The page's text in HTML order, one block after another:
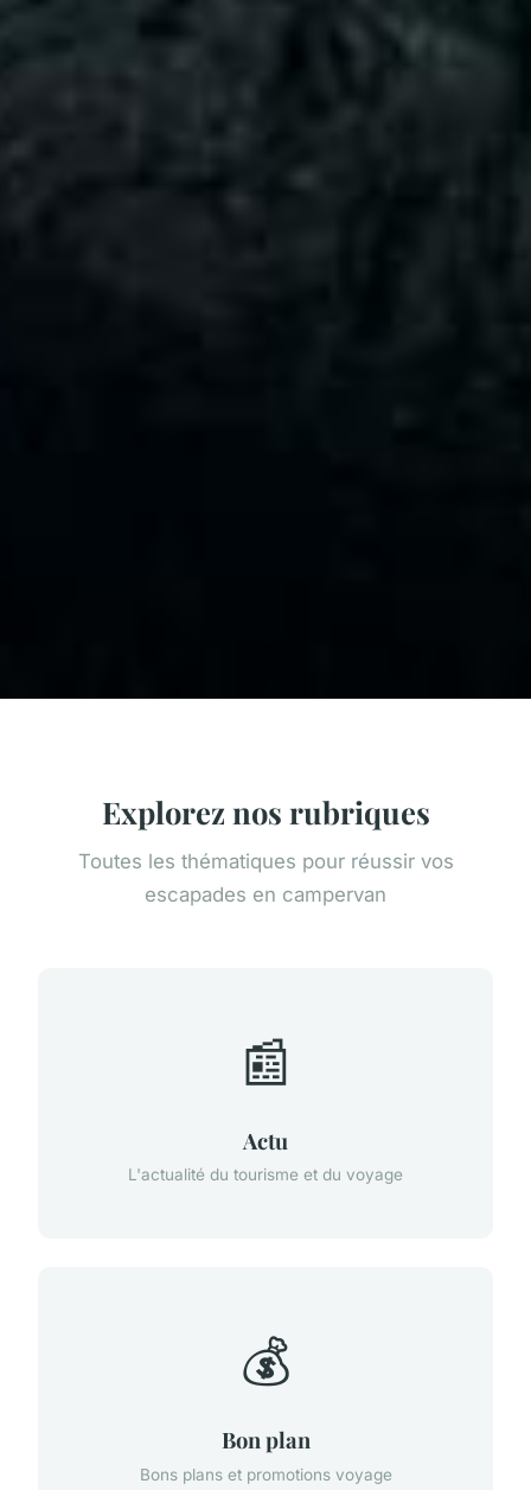
Explorez nos rubriques
Toutes les thématiques pour réussir vos
escapades en campervan
📰
Actu
L'actualité du tourisme et du voyage
💰
Bon plan
Bons plans et promotions voyage